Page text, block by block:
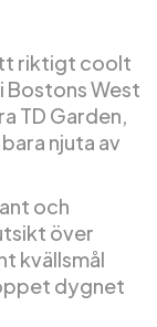
riktigt coolt
Bostons West
TD Garden,
njuta av
och
över
kvällsmål
dygnet